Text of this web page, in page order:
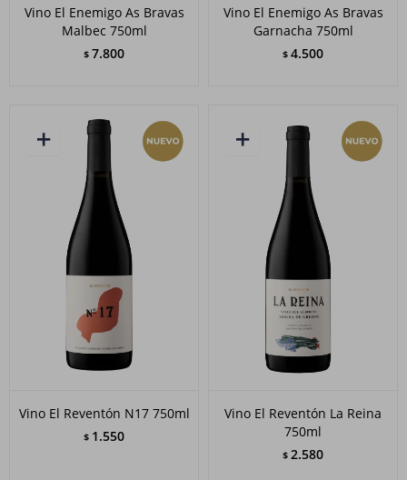
Vino El Enemigo As Bravas
Malbec 750ml
$ 7.800
Vino El Enemigo As Bravas
Garnacha 750ml
$ 4.500
Vino El Reventón N17 750ml
$ 1.550
Vino El Reventón La Reina
750ml
$ 2.580